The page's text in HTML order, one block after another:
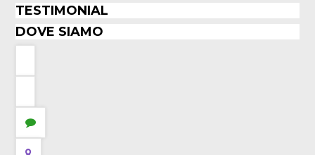
TESTIMONIAL
DOVE SIAMO